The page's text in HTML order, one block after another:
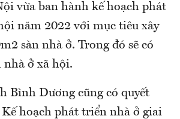
vừa ban hành kế hoạch phát
năm 2022 với mục tiêu xây
sàn nhà ở. Trong đó sẽ có
nhà ở xã hội.
Bình Dương cũng có quyết
hoạch phát triển nhà ở giai